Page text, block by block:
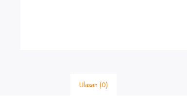
Ulasan (0)